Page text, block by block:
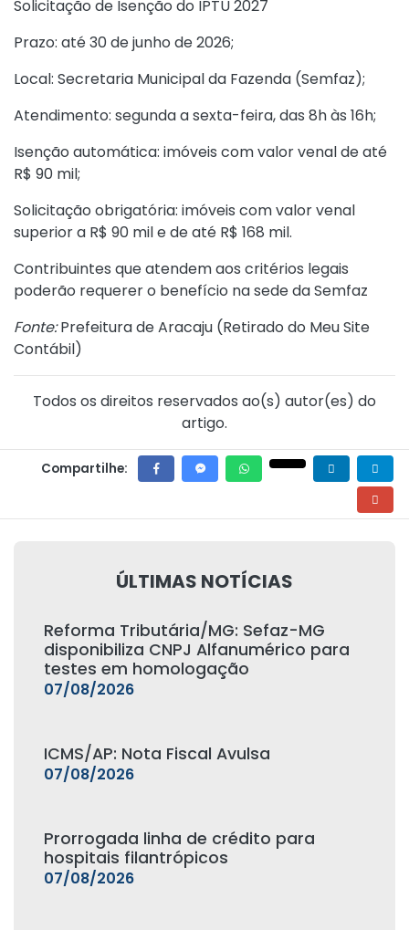
Solicitação de Isenção do IPTU 2027
Prazo: até 30 de junho de 2026;
Local: Secretaria Municipal da Fazenda (Semfaz);
Atendimento: segunda a sexta-feira, das 8h às 16h;
Isenção automática: imóveis com valor venal de até
R$ 90 mil;
Solicitação obrigatória: imóveis com valor venal
superior a R$ 90 mil e de até R$ 168 mil.
Contribuintes que atendem aos critérios legais
poderão requerer o benefício na sede da Semfaz
Fonte:Prefeitura de Aracaju (Retirado do Meu Site
Contábil)
Todos os direitos reservados ao(s) autor(es) do
artigo.
Compartilhe:
ÚLTIMAS NOTÍCIAS
Reforma Tributária/MG: Sefaz-MG
disponibiliza CNPJ Alfanumérico para
testes em homologação
07/08/2026
ICMS/AP: Nota Fiscal Avulsa
07/08/2026
Prorrogada linha de crédito para
hospitais filantrópicos
07/08/2026